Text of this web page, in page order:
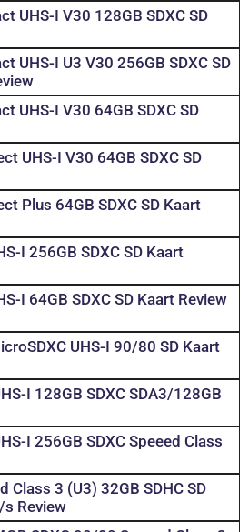
UHS-I V30 128GB SDXC SD
UHS-I U3 V30 256GB SDXC SD
UHS-I V30 64GB SDXC SD
UHS-I V30 64GB SDXC SD
Plus 64GB SDXC SD Kaart
I 256GB SDXC SD Kaart
I 64GB SDXC SD Kaart Review
UHS-I 90/80 SD Kaart
I 128GB SDXC SDA3/128GB
I 256GB SDXC Speeed Class
Class 3 (U3) 32GB SDHC SD
Review